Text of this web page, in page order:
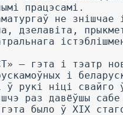
працэсамі.
не
дзелавіта,
— гэта і тэатр
і
ў рукі ніці
раз давёўшы
было ў XIX